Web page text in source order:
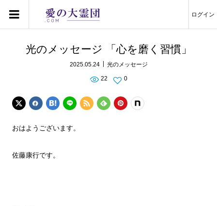
ログイン
光のメッセージ 「心を磨く習慣」
2025.05.24 光のメッセージ
22 0
おはようございます。
佐藤康行です。